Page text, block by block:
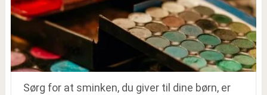
Sørg for at sminken, du giver til dine børn, er